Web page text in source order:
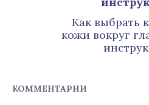
Как выбрать
кожи вокруг
КОММЕНТАРИИ